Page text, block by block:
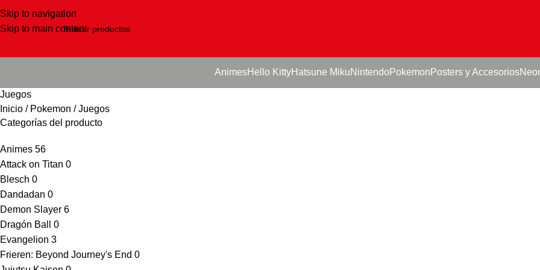
Skip to navigation
Skip to main content
AnimesHello KittyHatsune MikuNintendo Pokemon Posters y Accesorios
Juegos
Inicio
Pokemon
Juegos
Categorías del producto
Animes 56
Attack on Titan 0
Blesch 0
Dandadan 0
Demon Slayer 6
Dragón Ball
0
Evangelion 3
Frieren: Beyond Journey's End 0